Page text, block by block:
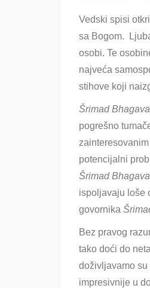
Vedski spisi
sa Bogom.
osobi. Te
najveća
stihove koji
Šrimad
pogrešno
potencijalni
Šrimad
ispoljavaju loše
govornika
Bez pravog
tako doći do
doživljavamo su
impresivnije u